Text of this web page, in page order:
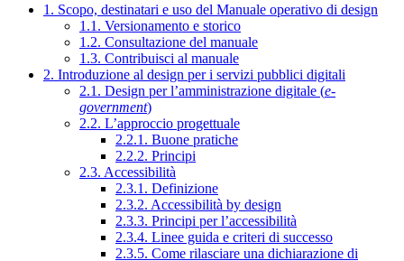
1. Scopo, destinatari e uso del Manuale operativo di design
1.1. Versionamento e storico
1.2. Consultazione del manuale
1.3. Contribuisci al manuale
2. Introduzione al design per i servizi pubblici digitali
2.1. Design per l’amministrazione digitale (e-
government)
2.2. L’approccio progettuale
2.2.1. Buone pratiche
2.2.2. Principi
2.3. Accessibilità
2.3.1. Definizione
2.3.2. Accessibilità by design
2.3.3. Principi per l’accessibilità
2.3.4. Linee guida e criteri di successo
2.3.5. Come rilasciare una dichiarazione di